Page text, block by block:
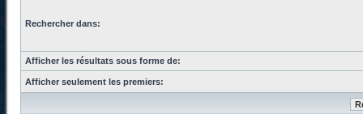
Rechercher dans:
Afficher les résultats sous forme de:
Afficher seulement les premiers: